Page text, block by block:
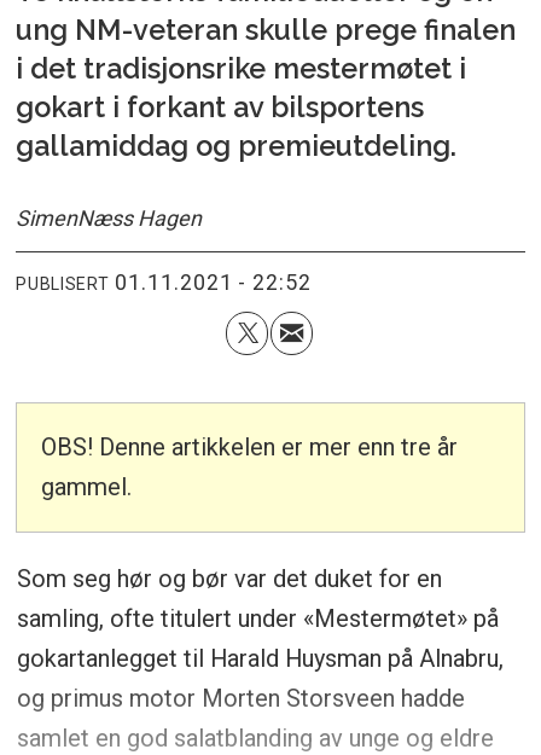
ung NM-veteran skulle prege finalen
i det tradisjonsrike mestermøtet i
gokart i forkant av bilsportens
gallamiddag og premieutdeling.
SimenNæss Hagen
PUBLISERT 01.11.2021 - 22:52
OBS! Denne artikkelen er mer enn tre år
gammel.
Som seg hør og bør var det duket for en
samling, ofte titulert under «Mestermøtet» på
gokartanlegget til Harald Huysman på Alnabru,
og primus motor Morten Storsveen hadde
samlet en god salatblanding av unge og eldre